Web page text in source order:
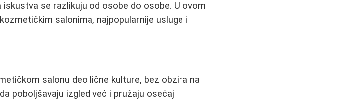
se razlikuju od osobe do osobe. U ovom
salonima, najpopularnije usluge i
salonu deo lične kulture, bez obzira na
poboljšavaju izgled već i pružaju osećaj